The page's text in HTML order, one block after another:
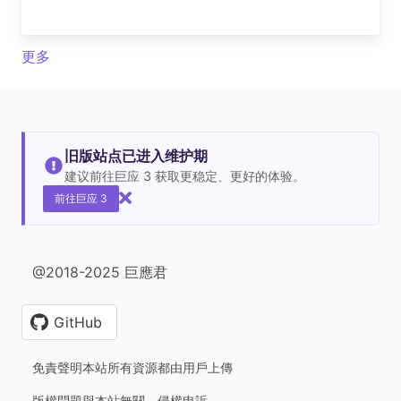
更多
旧版站点已进入维护期
建议前往巨应 3 获取更稳定、更好的体验。
前往巨应 3
@2018-2025 巨應君
GitHub
免責聲明本站所有資源都由用戶上傳